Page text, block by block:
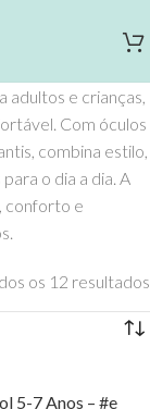
adultos e crianças,
Com óculos
combina estilo,
o dia a dia. A
conforto e
os 12 resultados
5-7 Anos – #e